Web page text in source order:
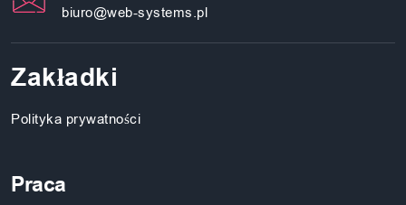
biuro@web-systems.pl
Zakładki
Polityka prywatności
Praca